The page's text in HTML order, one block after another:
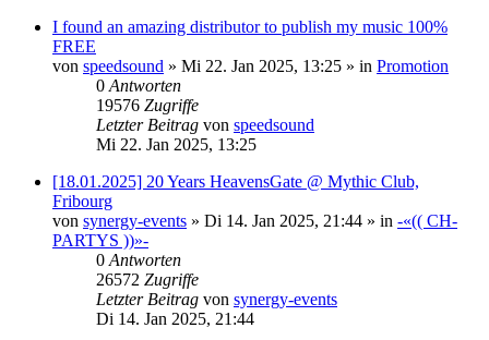
I found an amazing distributor to publish my music 100%
FREE
von speedsound » Mi 22. Jan 2025, 13:25 » in Promotion
0 Antworten
19576 Zugriffe
Letzter Beitrag von speedsound
Mi 22. Jan 2025, 13:25
[18.01.2025] 20 Years HeavensGate @ Mythic Club,
Fribourg
von synergy-events » Di 14. Jan 2025, 21:44 » in -«(( CH-
PARTYS ))»-
0 Antworten
26572 Zugriffe
Letzter Beitrag von synergy-events
Di 14. Jan 2025, 21:44